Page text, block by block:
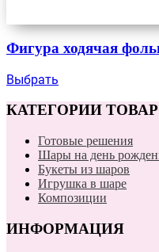
Фигура ходячая
Выбрать
КАТЕГОРИИ
Готовые решения
Шары на день
Букеты из шаров
Игрушка в шаре
Композиции
ИНФОРМАЦИЯ